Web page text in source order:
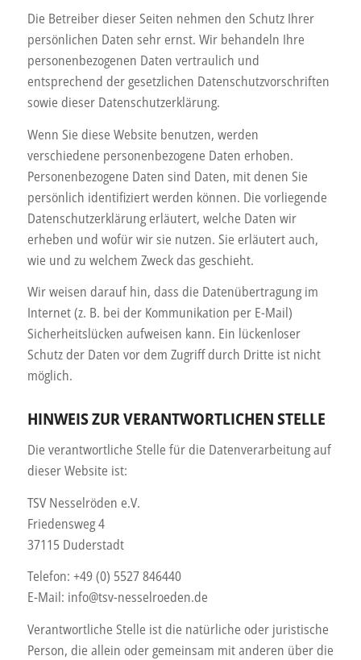
Die Betreiber dieser Seiten nehmen den Schutz Ihrer
persönlichen Daten sehr ernst. Wir behandeln Ihre
personenbezogenen Daten vertraulich und
entsprechend der gesetzlichen Datenschutzvorschriften
sowie dieser Datenschutzerklärung.
Wenn Sie diese Website benutzen, werden
verschiedene personenbezogene Daten erhoben.
Personenbezogene Daten sind Daten, mit denen Sie
persönlich identifiziert werden können. Die vorliegende
Datenschutzerklärung erläutert, welche Daten wir
erheben und wofür wir sie nutzen. Sie erläutert auch,
wie und zu welchem Zweck das geschieht.
Wir weisen darauf hin, dass die Datenübertragung im
Internet (z. B. bei der Kommunikation per E-Mail)
Sicherheitslücken aufweisen kann. Ein lückenloser
Schutz der Daten vor dem Zugriff durch Dritte ist nicht
möglich.
HINWEIS ZUR VERANTWORTLICHEN STELLE
Die verantwortliche Stelle für die Datenverarbeitung auf
dieser Website ist:
TSV Nesselröden e.V.
Friedensweg 4
37115 Duderstadt
Telefon: +49 (0) 5527 846440
E-Mail: info@tsv-nesselroeden.de
Verantwortliche Stelle ist die natürliche oder juristische
Person, die allein oder gemeinsam mit anderen über die